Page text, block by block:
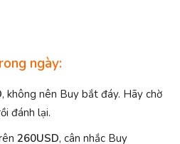
ngày:
, không nên Buy bắt đáy. Hãy chờ
đánh lại.
260USD, cân nhắc Buy